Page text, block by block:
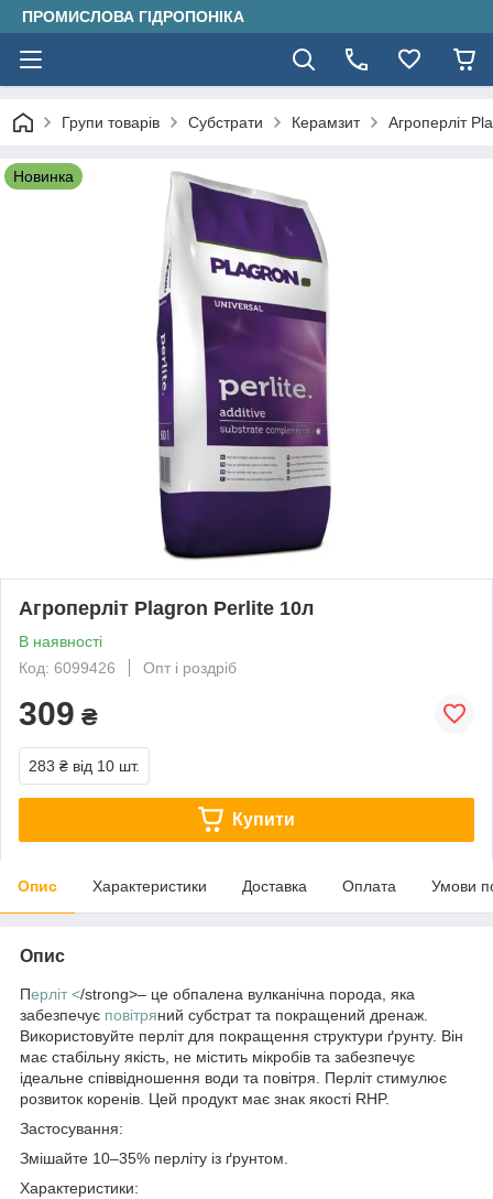
ПРОМИСЛОВА ГІДРОПОНІКА
Групи товарів Субстрати Керамзит Агроперліт
Новинка
Агроперліт Plagron Perlite 10л
В наявності
Код: 6099426
Опт і роздріб
309 ₴
283 ₴ від 10 шт.
Купити
Опис Характеристики Доставка Оплата Умови
Опис
Перліт </strong>– це обпалена вулканічна порода, яка
забезпечує повітряний субстрат та покращений дренаж.
Використовуйте перліт для покращення структури ґрунту. Він
має стабільну якість, не містить мікробів та забезпечує
ідеальне співвідношення води та повітря. Перліт стимулює
розвиток коренів. Цей продукт має знак якості RHP.
Застосування:
Змішайте 10–35% перліту із ґрунтом.
Характеристики: